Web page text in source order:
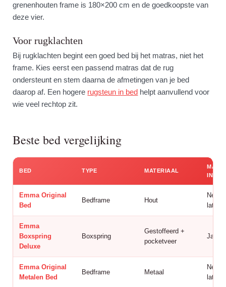
grenenhouten frame is 180×200 cm en de goedkoopste van
deze vier.
Voor rugklachten
Bij rugklachten begint een goed bed bij het matras, niet het
frame. Kies eerst een passend matras dat de rug
ondersteunt en stem daarna de afmetingen van je bed
daarop af. Een hogere rugsteun in bed helpt aanvullend voor
wie veel rechtop zit.
Beste bed vergelijking
BED TYPE MATERIAAL
Emma Original
Bed
Bedframe Hout
Nee,
Emma
Boxspring
Deluxe
Boxspring
Gestoffeerd +
pocketveer
Ja, 7
Emma Original
Metalen Bed
Bedframe Metaal
Nee,